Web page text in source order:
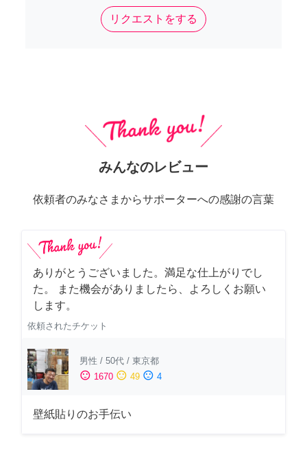
リクエストをする
みんなのレビュー
依頼者のみなさまからサポーターへの感謝の言葉
ありがとうございました。満足な仕上がりでし
た。 また機会がありましたら、よろしくお願い
します。
依頼されたチケット
男性 / 50代 / 東京都
sentiment_satisfied 1670 sentiment_neutral 49 sentiment_dissatisfied 4
壁紙貼りのお手伝い